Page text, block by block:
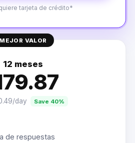
tarjeta de crédito*
MEJOR VALOR
12 meses
day Save 40%
de respuestas